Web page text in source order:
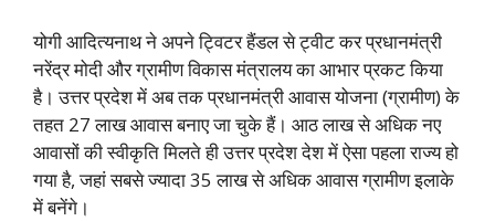
योगी आदित्यनाथ ने अपने ट्विटर हैंडल से ट्वीट कर प्रधानमंत्री
नरेंद्र मोदी और ग्रामीण विकास मंत्रालय का आभार प्रकट किया
है। उत्तर प्रदेश में अब तक प्रधानमंत्री आवास योजना (ग्रामीण) के
तहत 27 लाख आवास बनाए जा चुके हैं। आठ लाख से अधिक नए
आवासों की स्वीकृति मिलते ही उत्तर प्रदेश देश में ऐसा पहला राज्य हो
गया है, जहां सबसे ज्यादा 35 लाख से अधिक आवास ग्रामीण इलाके
में बनेंगे।